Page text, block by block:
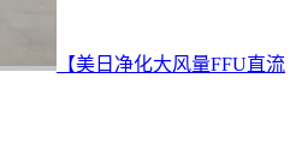
【美日净化大风量FFU直流